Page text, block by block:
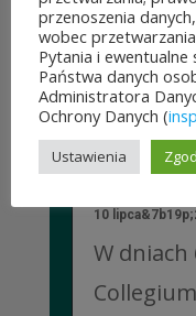
CZYTAJ
10
W dniach
przenoszenia
wobec
Pytania i
Państwa danych
Administratora
Ochrony Danych (
Ustawienia